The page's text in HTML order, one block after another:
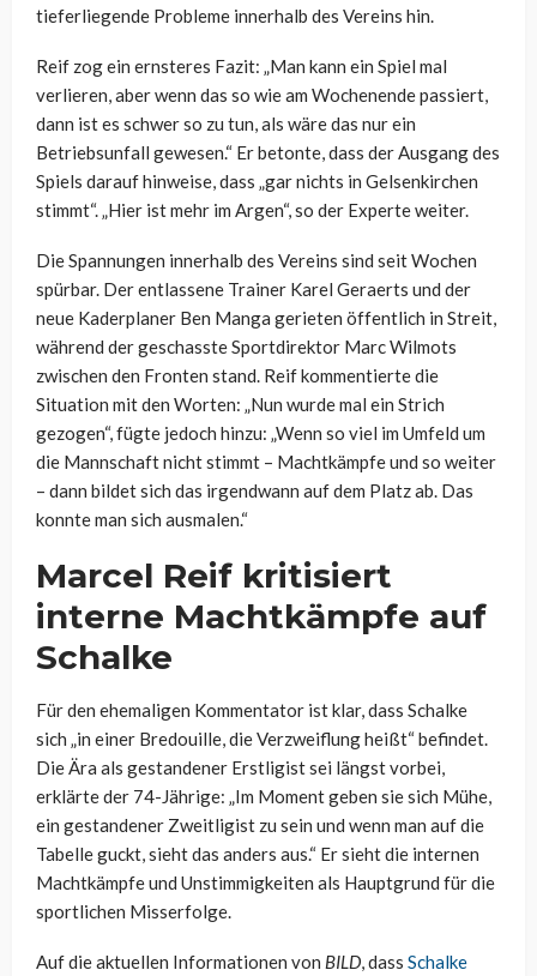
tieferliegende Probleme innerhalb des Vereins hin.
Reif zog ein ernsteres Fazit: „Man kann ein Spiel mal
verlieren, aber wenn das so wie am Wochenende passiert,
dann ist es schwer so zu tun, als wäre das nur ein
Betriebsunfall gewesen.“ Er betonte, dass der Ausgang des
Spiels darauf hinweise, dass „gar nichts in Gelsenkirchen
stimmt“. „Hier ist mehr im Argen“, so der Experte weiter.
Die Spannungen innerhalb des Vereins sind seit Wochen
spürbar. Der entlassene Trainer Karel Geraerts und der
neue Kaderplaner Ben Manga gerieten öffentlich in Streit,
während der geschasste Sportdirektor Marc Wilmots
zwischen den Fronten stand. Reif kommentierte die
Situation mit den Worten: „Nun wurde mal ein Strich
gezogen“, fügte jedoch hinzu: „Wenn so viel im Umfeld um
die Mannschaft nicht stimmt – Machtkämpfe und so weiter
– dann bildet sich das irgendwann auf dem Platz ab. Das
konnte man sich ausmalen.“
Marcel Reif kritisiert
interne Machtkämpfe auf
Schalke
Für den ehemaligen Kommentator ist klar, dass Schalke
sich „in einer Bredouille, die Verzweiflung heißt“ befindet.
Die Ära als gestandener Erstligist sei längst vorbei,
erklärte der 74-Jährige: „Im Moment geben sie sich Mühe,
ein gestandener Zweitligist zu sein und wenn man auf die
Tabelle guckt, sieht das anders aus.“ Er sieht die internen
Machtkämpfe und Unstimmigkeiten als Hauptgrund für die
sportlichen Misserfolge.
Auf die aktuellen Informationen von BILD, dass Schalke